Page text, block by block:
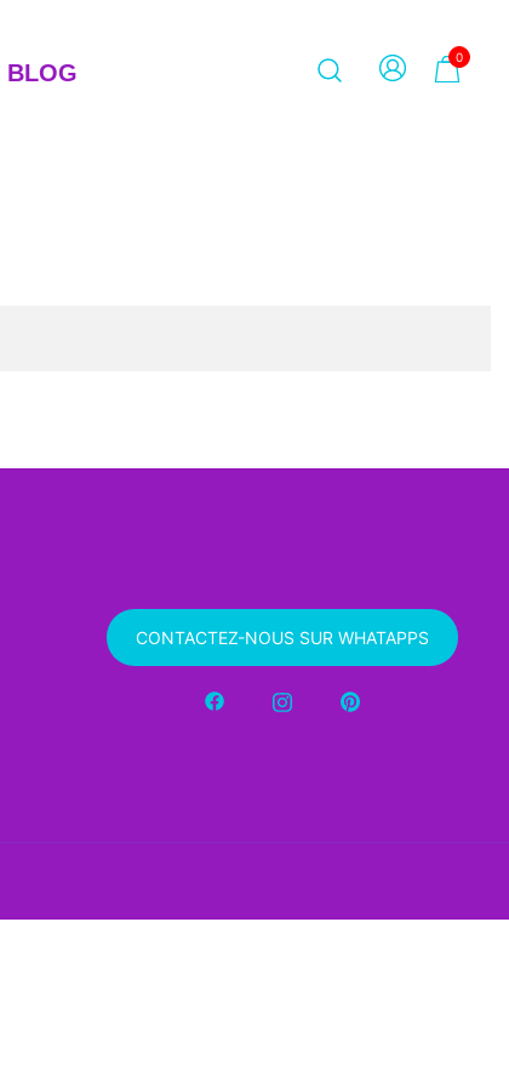
BLOG
0
CONTACTEZ-NOUS SUR WHATAPPS